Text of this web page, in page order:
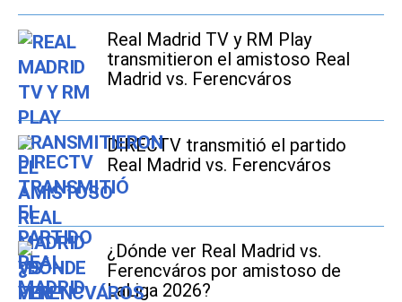
Real Madrid TV y RM Play
transmitieron el amistoso Real
Madrid vs. Ferencváros
DIRECTV transmitió el partido
Real Madrid vs. Ferencváros
¿Dónde ver Real Madrid vs.
Ferencváros por amistoso de
LaLiga 2026?